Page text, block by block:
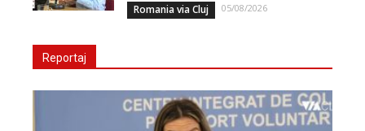
Romania via Cluj 05/08/2026
Reportaj